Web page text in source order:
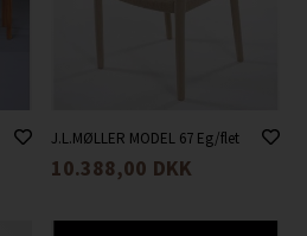
J.L.MØLLER MODEL 67 Eg/flet
10.388,00 DKK